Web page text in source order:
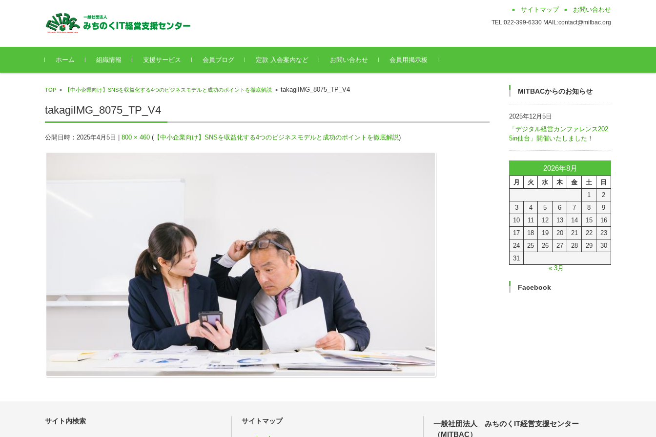
サイトマップ お問い合わせ
TEL:022-399-6330 MAIL:contact@mitbac.org
コンテンツに移動
ホーム
組織情報 支援サービス 会員ブログ 定款 入会案内など お問い合わせ 会員用掲示板
TOP > 【中小企業向け】SNSを収益化する4つのビジネスモデルと成功のポイントを徹底解説 > takagiIMG_8075_TP_V4
takagiIMG_8075_TP_V4
公開日時： 2025年4月5日 800 × 460 ( 【中小企業向け】SNSを収益化する4つのビジネスモデルと成功のポイントを徹底解説)
MITBACからのお知らせ
2025年12月5日
「デジタル経営カンファレンス202
5in仙台」開催いたしました！
2026年8月
月 火 水 木 金 土
日
1
2
3
4 5 6 7 8
9
10
11 12 13 14 15
16
17
18 19 20 21 22
23
24
25 26 27 28 29
30
31
« 3月
Facebook
サイト内検索 サイトマップ
一般社団法人 みちのくIT経営支援センター
（MITBAC）